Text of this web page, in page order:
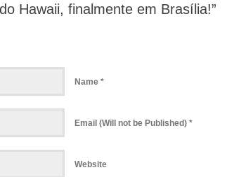
Hawaii, finalmente em Brasília!”
Name *
Email (Will not be Published) *
Website